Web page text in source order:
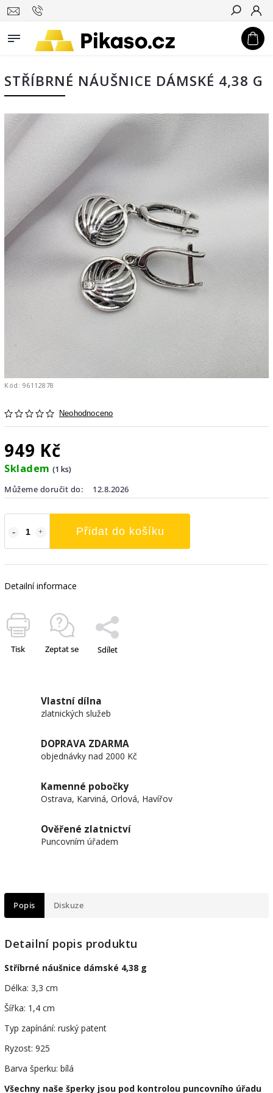
Hledat
STŘÍBRNÉ NÁUŠNICE DÁMSKÉ 4,38 G
Kód: 96112878
Neohodnoceno
949 Kč
Skladem (1 ks)
Můžeme doručit do:
12.8.2026
Přidat do košíku
Detailní informace
Tisk Zeptat se Sdílet
Vlastní dílna
zlatnických služeb
DOPRAVA ZDARMA
objednávky nad 2000 Kč
Kamenné pobočky
Ostrava, Karviná, Orlová, Havířov
Ověřené zlatnictví
Puncovním úřadem
Popis Diskuze
Detailní popis produktu
Stříbrné náušnice dámské 4,38 g
Délka: 3,3 cm
Šířka: 1,4 cm
Typ zapínání: ruský patent
Ryzost: 925
Barva šperku: bílá
Všechny naše šperky jsou pod kontrolou puncovního úřadu